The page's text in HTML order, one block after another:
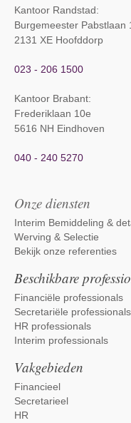
Kantoor Randstad:
Burgemeester Pabstlaan
2131 XE Hoofddorp
023 - 206 1500
Kantoor Brabant:
Frederiklaan 10e
5616 NH Eindhoven
040 - 240 5270
Onze diensten
Interim Bemiddeling &
Werving & Selectie
Bekijk onze referenties
Beschikbare
Financiële professionals
Secretariële professionals
HR professionals
Interim professionals
Vakgebieden
Financieel
Secretarieel
HR